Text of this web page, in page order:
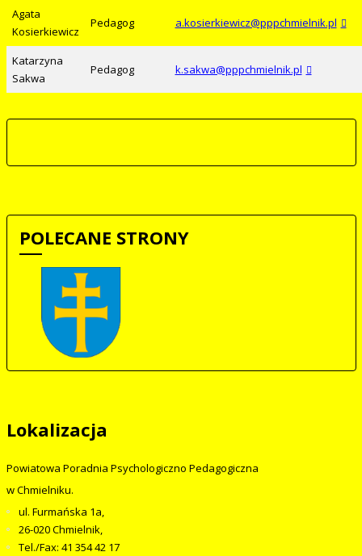
Agata
Kosierkiewicz
Pedagog a.kosierkiewicz@pppchmielnik.pl
Katarzyna
Sakwa
Pedagog k.sakwa@pppchmielnik.pl
POLECANE STRONY
Lokalizacja
Powiatowa Poradnia Psychologiczno Pedagogiczna
w Chmielniku.
ul. Furmańska 1a,
26-020 Chmielnik,
Tel./Fax: 41 354 42 17